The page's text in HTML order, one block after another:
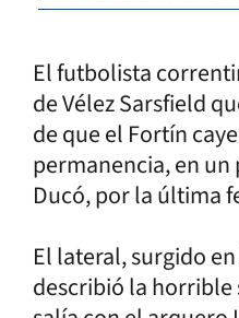
El futbolista
de Vélez Sarsfield
de que el Fortín
permanencia, en
Ducó, por la última
El lateral, surgido
describió la horrible